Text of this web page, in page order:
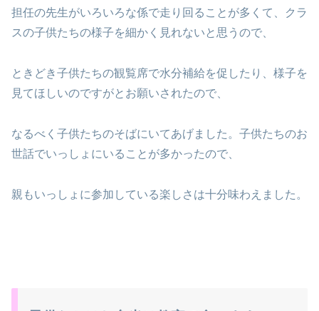
担任の先生がいろいろな係で走り回ることが多くて、クラ
スの子供たちの様子を細かく見れないと思うので、
ときどき子供たちの観覧席で水分補給を促したり、様子を
見てほしいのですがとお願いされたので、
なるべく子供たちのそばにいてあげました。子供たちのお
世話でいっしょにいることが多かったので、
親もいっしょに参加している楽しさは十分味わえました。